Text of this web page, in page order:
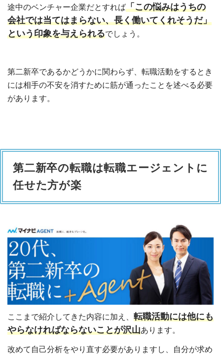
途中のベンチャー企業だとすれば「この悩みはうちの
会社では当てはまらない、長く働いてくれそうだ」
という印象を与えられるでしょう。
第二新卒であるかどうかに関わらず、転職活動をするとき
には相手の不安を消すために筋が通ったことを述べる必要
があります。
第二新卒の転職は転職エージェントに
任せた方が楽
ここまで紹介してきた内容に加え、 転職活動には他にも
やらなければならないことが沢山あります。
改めて自己分析をやり直す必要がありますし、自分が求め